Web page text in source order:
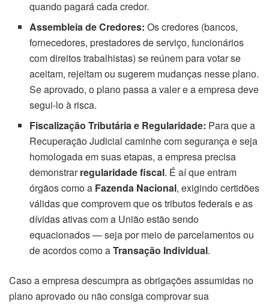
quando pagará cada credor.
Assembleia de Credores: Os credores (bancos,
fornecedores, prestadores de serviço, funcionários
com direitos trabalhistas) se reúnem para votar se
aceitam, rejeitam ou sugerem mudanças nesse plano.
Se aprovado, o plano passa a valer e a empresa deve
segui-lo à risca.
Fiscalização Tributária e Regularidade: Para que a
Recuperação Judicial caminhe com segurança e seja
homologada em suas etapas, a empresa precisa
demonstrarregularidade fiscal. É aí que entram
órgãos como a Fazenda Nacional, exigindo certidões
válidas que comprovem que os tributos federais e as
dívidas ativas com a União estão sendo
equacionados — seja por meio de parcelamentos ou
de acordos como aTransação Individual.
Caso a empresa descumpra as obrigações assumidas no
plano aprovado ou não consiga comprovar sua